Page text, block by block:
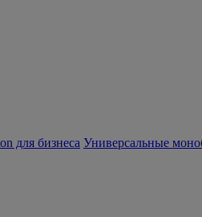
для бизнеса Универсальные